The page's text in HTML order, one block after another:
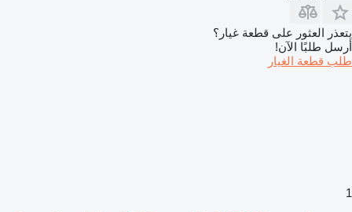
يتعذر العثور على قطعة غيار؟
أرسل طلبًا الآن!
طلب قطعة الغيار
1